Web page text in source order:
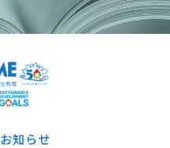
お知らせ